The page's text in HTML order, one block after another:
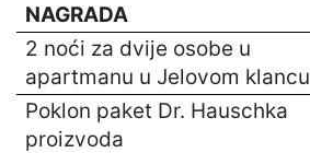
NAGRADA
2 noći za dvije osobe u
apartmanu u Jelovom klancu
Poklon paket Dr. Hauschka
proizvoda